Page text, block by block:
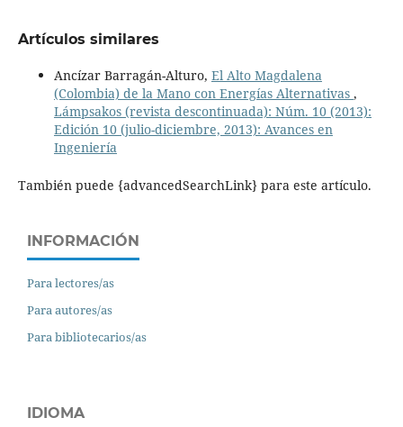
Artículos similares
Ancízar Barragán-Alturo, El Alto Magdalena
(Colombia) de la Mano con Energías Alternativas ,
Lámpsakos (revista descontinuada): Núm. 10 (2013):
Edición 10 (julio-diciembre, 2013): Avances en
Ingeniería
También puede {advancedSearchLink} para este artículo.
INFORMACIÓN
Para lectores/as
Para autores/as
Para bibliotecarios/as
IDIOMA